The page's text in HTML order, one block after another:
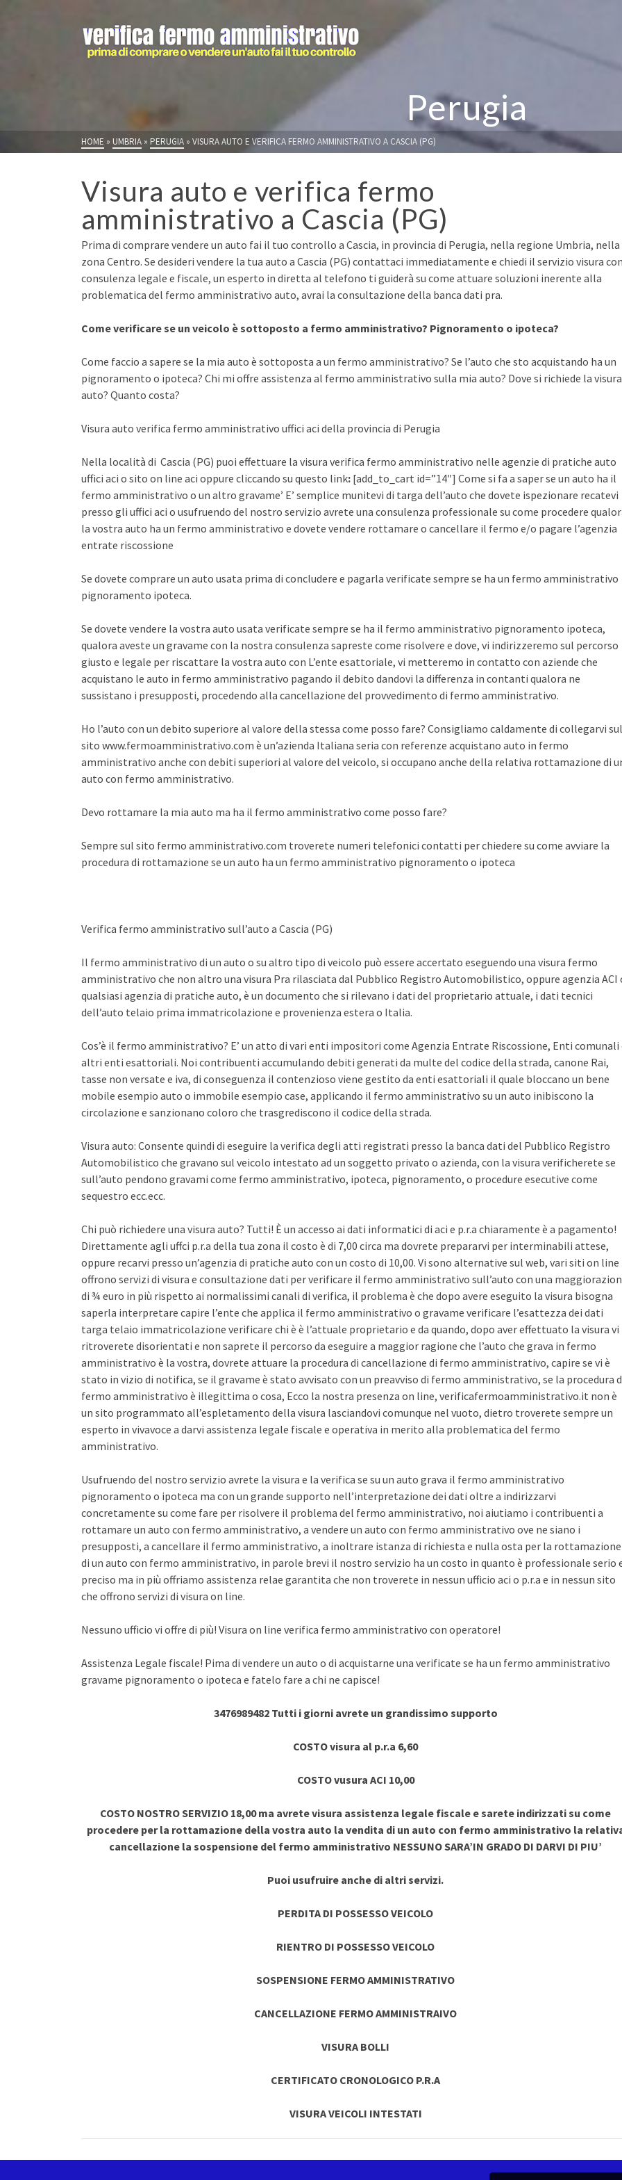
Perugia
HOME » UMBRIA » PERUGIA » VISURA AUTO E VERIFICA FERMO AMMINISTRATIVO A CASCIA (PG)
Visura auto e verifica fermo
amministrativo a Cascia (PG)
Prima di comprare vendere un auto fai il tuo controllo a Cascia, in provincia di Perugia, nella regione Umbria, nella
zona Centro. Se desideri vendere la tua auto a Cascia (PG) contattaci immediatamente e chiedi il servizio visura
consulenza legale e fiscale, un esperto in diretta al telefono ti guiderà su come attuare soluzioni inerente alla
problematica del fermo amministrativo auto, avrai la consultazione della banca dati pra.
Come verificare se un veicolo è sottoposto a fermo amministrativo? Pignoramento o ipoteca?
Come faccio a sapere se la mia auto è sottoposta a un fermo amministrativo? Se l’auto che sto acquistando ha un
pignoramento o ipoteca? Chi mi offre assistenza al fermo amministrativo sulla mia auto? Dove si richiede la visura
auto? Quanto costa?
Visura auto verifica fermo amministrativo uffici aci della provincia di Perugia
Nella località di Cascia (PG) puoi effettuare la visura verifica fermo amministrativo nelle agenzie di pratiche auto
uffici aci o sito on line aci oppure cliccando su questo link: [add_to_cart id=”14″] Come si fa a saper se un auto ha il
fermo amministrativo o un altro gravame’ E’ semplice munitevi di targa dell’auto che dovete ispezionare recatevi
presso gli uffici aci o usufruendo del nostro servizio avrete una consulenza professionale su come procedere
la vostra auto ha un fermo amministrativo e dovete vendere rottamare o cancellare il fermo e/o pagare l’agenzia
entrate riscossione
Se dovete comprare un auto usata prima di concludere e pagarla verificate sempre se ha un fermo amministrativo
pignoramento ipoteca.
Se dovete vendere la vostra auto usata verificate sempre se ha il fermo amministrativo pignoramento ipoteca,
qualora aveste un gravame con la nostra consulenza sapreste come risolvere e dove, vi indirizzeremo sul percorso
giusto e legale per riscattare la vostra auto con L’ente esattoriale, vi metteremo in contatto con aziende che
acquistano le auto in fermo amministrativo pagando il debito dandovi la differenza in contanti qualora ne
sussistano i presupposti, procedendo alla cancellazione del provvedimento di fermo amministrativo.
Ho l’auto con un debito superiore al valore della stessa come posso fare? Consigliamo caldamente di collegarvi sul
sito www.fermoamministrativo.com è un’azienda Italiana seria con referenze acquistano auto in fermo
amministrativo anche con debiti superiori al valore del veicolo, si occupano anche della relativa rottamazione di
auto con fermo amministrativo.
Devo rottamare la mia auto ma ha il fermo amministrativo come posso fare?
Sempre sul sito fermo amministrativo.com troverete numeri telefonici contatti per chiedere su come avviare la
procedura di rottamazione se un auto ha un fermo amministrativo pignoramento o ipoteca
Verifica fermo amministrativo sull’auto a Cascia (PG)
Il fermo amministrativo di un auto o su altro tipo di veicolo può essere accertato eseguendo una visura fermo
amministrativo che non altro una visura Pra rilasciata dal Pubblico Registro Automobilistico, oppure agenzia ACI
qualsiasi agenzia di pratiche auto, è un documento che si rilevano i dati del proprietario attuale, i dati tecnici
dell’auto telaio prima immatricolazione e provenienza estera o Italia.
Cos’è il fermo amministrativo? E’ un atto di vari enti impositori come Agenzia Entrate Riscossione, Enti comunali
altri enti esattoriali. Noi contribuenti accumulando debiti generati da multe del codice della strada, canone Rai,
tasse non versate e iva, di conseguenza il contenzioso viene gestito da enti esattoriali il quale bloccano un bene
mobile esempio auto o immobile esempio case, applicando il fermo amministrativo su un auto inibiscono la
circolazione e sanzionano coloro che trasgrediscono il codice della strada.
Visura auto: Consente quindi di eseguire la verifica degli atti registrati presso la banca dati del Pubblico Registro
Automobilistico che gravano sul veicolo intestato ad un soggetto privato o azienda, con la visura verificherete se
sull’auto pendono gravami come fermo amministrativo, ipoteca, pignoramento, o procedure esecutive come
sequestro ecc.ecc.
Chi può richiedere una visura auto? Tutti! È un accesso ai dati informatici di aci e p.r.a chiaramente è a pagamento!
Direttamente agli uffci p.r.a della tua zona il costo è di 7,00 circa ma dovrete prepararvi per interminabili attese,
oppure recarvi presso un’agenzia di pratiche auto con un costo di 10,00. Vi sono alternative sul web, vari siti on line
offrono servizi di visura e consultazione dati per verificare il fermo amministrativo sull’auto con una
di ¾ euro in più rispetto ai normalissimi canali di verifica, il problema è che dopo avere eseguito la visura bisogna
saperla interpretare capire l’ente che applica il fermo amministrativo o gravame verificare l’esattezza dei dati
targa telaio immatricolazione verificare chi è è l’attuale proprietario e da quando, dopo aver effettuato la visura vi
ritroverete disorientati e non saprete il percorso da eseguire a maggior ragione che l’auto che grava in fermo
amministrativo è la vostra, dovrete attuare la procedura di cancellazione di fermo amministrativo, capire se vi è
stato in vizio di notifica, se il gravame è stato avvisato con un preavviso di fermo amministrativo, se la procedura
fermo amministrativo è illegittima o cosa, Ecco la nostra presenza on line, verificafermoamministrativo.it non è
un sito programmato all’espletamento della visura lasciandovi comunque nel vuoto, dietro troverete sempre un
esperto in vivavoce a darvi assistenza legale fiscale e operativa in merito alla problematica del fermo
amministrativo.
Usufruendo del nostro servizio avrete la visura e la verifica se su un auto grava il fermo amministrativo
pignoramento o ipoteca ma con un grande supporto nell’interpretazione dei dati oltre a indirizzarvi
concretamente su come fare per risolvere il problema del fermo amministrativo, noi aiutiamo i contribuenti a
rottamare un auto con fermo amministrativo, a vendere un auto con fermo amministrativo ove ne siano i
presupposti, a cancellare il fermo amministrativo, a inoltrare istanza di richiesta e nulla osta per la rottamazione
di un auto con fermo amministrativo, in parole brevi il nostro servizio ha un costo in quanto è professionale serio
preciso ma in più offriamo assistenza relae garantita che non troverete in nessun ufficio aci o p.r.a e in nessun sito
che offrono servizi di visura on line.
Nessuno ufficio vi offre di più! Visura on line verifica fermo amministrativo con operatore!
Assistenza Legale fiscale! Pima di vendere un auto o di acquistarne una verificate se ha un fermo amministrativo
gravame pignoramento o ipoteca e fatelo fare a chi ne capisce!
3476989482 Tutti i giorni avrete un grandissimo supporto
COSTO visura al p.r.a 6,60
COSTO vusura ACI 10,00
COSTO NOSTRO SERVIZIO 18,00 ma avrete visura assistenza legale fiscale e sarete indirizzati su come
procedere per la rottamazione della vostra auto la vendita di un auto con fermo amministrativo la
cancellazione la sospensione del fermo amministrativo NESSUNO SARA’IN GRADO DI DARVI DI PIU’
Puoi usufruire anche di altri servizi.
PERDITA DI POSSESSO VEICOLO
RIENTRO DI POSSESSO VEICOLO
SOSPENSIONE FERMO AMMINISTRATIVO
CANCELLAZIONE FERMO AMMINISTRAIVO
VISURA BOLLI
CERTIFICATO CRONOLOGICO P.R.A
VISURA VEICOLI INTESTATI